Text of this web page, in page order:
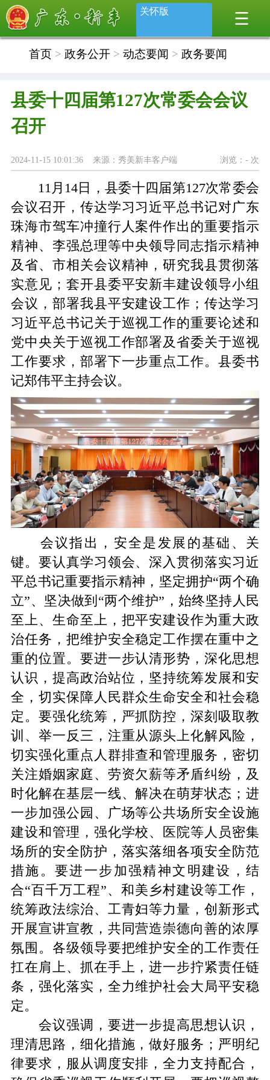
关怀版
首页> 政务公开> 动态要闻 > 政务要闻
县委十四届第127次常委会会议
召开
浏览：- 次
2024-11-15 10:01:36 来源：秀美新丰客户端
11月14日，县委十四届第127次常委会
会议召开，传达学习习近平总书记对广东
珠海市驾车冲撞行人案件作出的重要指示
精神、李强总理等中央领导同志指示精神
及省、市相关会议精神，研究我县贯彻落
实意见；套开县委平安新丰建设领导小组
会议，部署我县平安建设工作；传达学习
习近平总书记关于巡视工作的重要论述和
党中央关于巡视工作部署及省委关于巡视
工作要求，部署下一步重点工作。县委书
记郑伟平主持会议。
会议指出，安全是发展的基础、关
键。要认真学习领会、深入贯彻落实习近
平总书记重要指示精神，坚定拥护“两个确
立”、坚决做到“两个维护”，始终坚持人民
至上、生命至上，把平安建设作为重大政
治任务，把维护安全稳定工作摆在重中之
重的位置。要进一步认清形势，深化思想
认识，提高政治站位，坚持统筹发展和安
全，切实保障人民群众生命安全和社会稳
定。要强化统筹，严抓防控，深刻吸取教
训、举一反三，注重从源头上化解风险，
切实强化重点人群排查和管理服务，密切
关注婚姻家庭、劳资欠薪等矛盾纠纷，及
时化解在基层一线、解决在萌芽状态；进
一步加强公园、广场等公共场所安全设施
建设和管理，强化学校、医院等人员密集
场所的安全防护，落实落细各项安全防范
措施。要进一步加强精神文明建设，结
合“百千万工程”、和美乡村建设等工作，
统筹政法综治、工青妇等力量，创新形式
开展宣讲宣教，共同营造崇德向善的浓厚
氛围。各级领导要把维护安全的工作责任
扛在肩上、抓在手上，进一步拧紧责任链
条，强化落实，全力维护社会大局平安稳
定。
会议强调，要进一步提高思想认识，
理清思路，细化措施，做好服务；严明纪
律要求，服从调度安排，全力支持配合，